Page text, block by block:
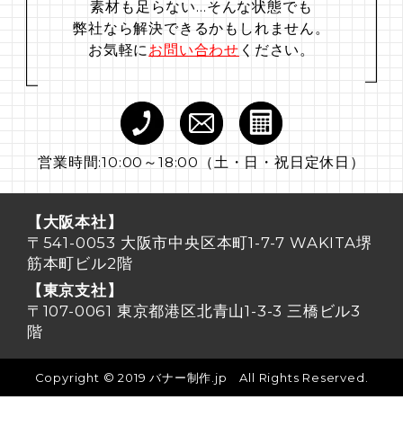
素材も足らない…そんな状態でも
弊社なら解決できるかもしれません。
お気軽にお問い合わせ ください。
営業時間:10:00～18:00（土・日・祝日定休日）
【大阪本社】
〒541-0053 大阪市中央区本町1-7-7 WAKITA堺
筋本町ビル2階
【東京支社】
〒107-0061 東京都港区北青山1-3-3 三橋ビル3
階
Copyright © 2019 バナー制作.jp All Rights Reserved.